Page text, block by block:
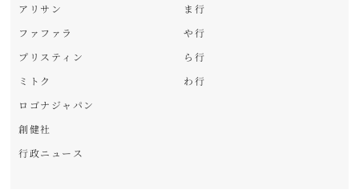
アリサン
ファファラ
プリスティン
ミトク
ロゴナジャパン
創健社
行政ニュース
ま行
や行
ら行
わ行